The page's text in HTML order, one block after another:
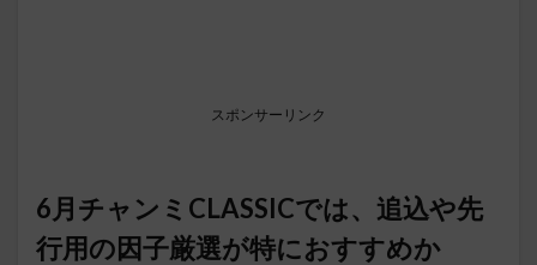
スポンサーリンク
6月チャンミCLASSICでは、追込や先
行用の因子厳選が特におすすめか